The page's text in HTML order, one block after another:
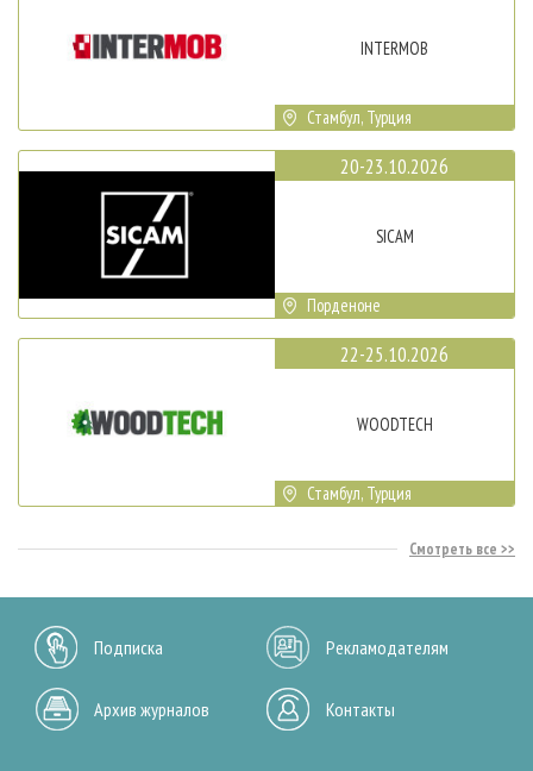
INTERMOB
Стамбул, Турция
20-23.10.2026
SICAM
Порденоне
22-25.10.2026
WOODTECH
Стамбул, Турция
Смотреть все
Подписка Рекламодателям
Архив журналов Контакты